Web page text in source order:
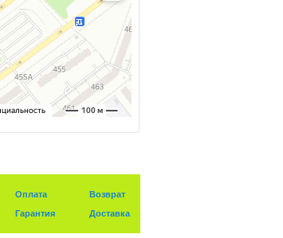
Оплата
Гарантия
Возврат
Доставка